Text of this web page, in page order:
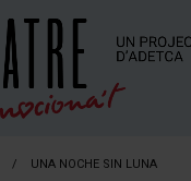
UNA NOCHE SIN LUNA